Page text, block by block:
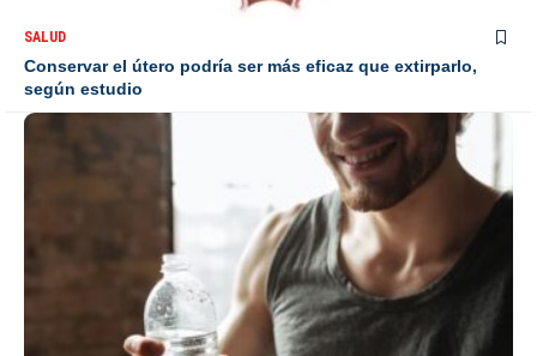
SALUD
Conservar el útero podría ser más eficaz que extirparlo,
según estudio